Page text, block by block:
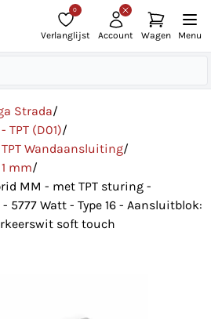
0
Verlanglijst Account Wagen Menu
Strada/
TPT (D01)/
Wandaansluiting/
mm/
MM - met TPT sturing -
5777 Watt - Type 16 - Aansluitblok:
soft touch